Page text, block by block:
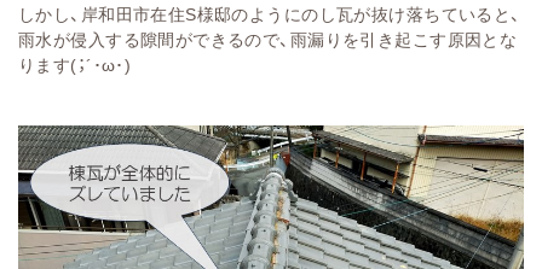
しかし、岸和田市在住S様邸のようにのし瓦が抜け落ちていると、
雨水が侵入する隙間ができるので、雨漏りを引き起こす原因とな
ります(；´･ω･)